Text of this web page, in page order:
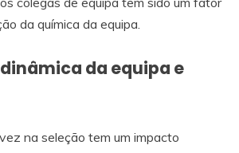
da química da equipa.
da equipa e
na seleção tem um impacto